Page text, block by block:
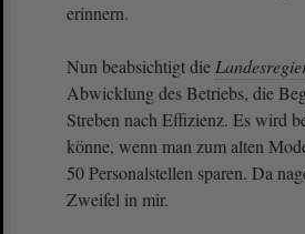
erinnern.
Nun beabsichtigt die
Abwicklung des Betriebs, die
Streben nach Effizienz. Es wird
könne, wenn man zum alten
50 Personalstellen sparen. Da
Zweifel in mir.